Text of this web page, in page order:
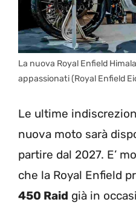
La nuova Royal Enfield
appassionati (Royal Enfield
Le ultime
nuova moto sarà
partire dal 2027. E’
che la Royal Enfield
450 Raid già in